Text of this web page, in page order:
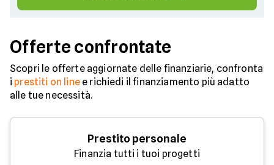
Offerte confrontate
Scopri le offerte aggiornate delle finanziarie, confronta
i prestiti on linee richiedi il finanziamento più adatto
alle tue necessità.
Prestito personale
Finanzia tutti i tuoi progetti